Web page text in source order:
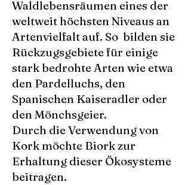
Waldlebensräumen eines der
weltweit höchsten Niveaus an
Artenvielfalt auf. So bilden sie
Rückzugsgebiete für einige
stark bedrohte Arten wie etwa
den Pardelluchs, den
Spanischen Kaiseradler oder
den Mönchsgeier.
Durch die Verwendung von
Kork möchte Biork zur
Erhaltung dieser Ökosysteme
beitragen.